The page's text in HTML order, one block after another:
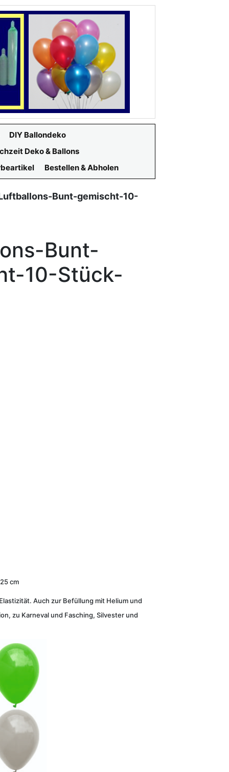
DIY Ballondeko
Deko & Ballons
Bestellen & Abholen
Bunt-gemischt-10-
Bunt-
10-Stück-
cm
Auch zur Befüllung mit Helium und
zu Karneval und Fasching, Silvester und